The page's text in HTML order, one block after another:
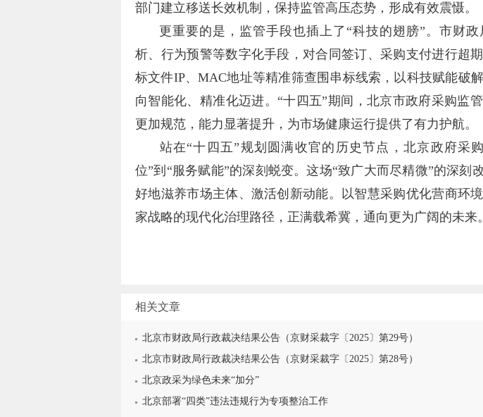
部门建立移送长效机制，保持监管高压态势，形成有效震慑。
更重要的是，监管手段也插上了“科技的翅膀”。市财
析、行为预警等数字化手段，对合同签订、采购支付进行超
标文件IP、MAC地址等精准筛查围串标线索，以科技赋能破
向智能化、精准化迈进。“十四五”期间，北京市政府采购监
更加规范，能力显著提升，为市场健康运行提供了有力护航。
站在“十四五”规划圆满收官的历史节点，北京政府采
位”到“服务赋能”的深刻蜕变。这场“致广大而尽精微”的深刻
好地滋养市场主体、激活创新动能。以智慧采购优化营商环
家战略的现代化治理路径，正满载希冀，通向更为广阔的未来
相关文章
北京市财政局行政裁决结果公告（京财采裁字〔2025〕第29号）
北京市财政局行政裁决结果公告（京财采裁字〔2025〕第28号）
北京政采为绿色未来“加分”
北京部署“四类”违法违规行为专项整治工作